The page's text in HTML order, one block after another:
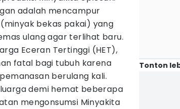
adalah mencampur
bekas pakai) yang
ulang agar terlihat baru.
Eceran Tertinggi (HET),
fatal bagi tubuh karena
berulang kali.
demi hemat beberapa
mengonsumsi Minyakita
Tonton